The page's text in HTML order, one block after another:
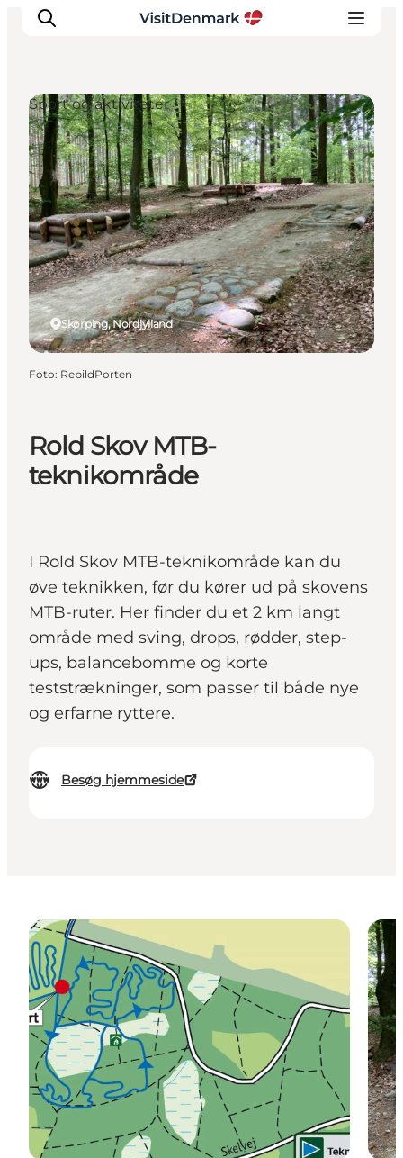
Inspiration
Destinationer
Oplevelser
Overnatning
Planlæg ferien
Rold Skov MTB-
teknikområde
I Rold Skov MTB-teknikområde kan du
øve teknikken, før du kører ud på skovens
MTB-ruter. Her finder du et 2 km langt
område med sving, drops, rødder, step-
ups, balancebomme og korte
teststrækninger, som passer til både nye
og erfarne ryttere.
Besøg hjemmeside
Skørping, Nordjylland
Sport og aktiviteter
Foto: RebildPorten